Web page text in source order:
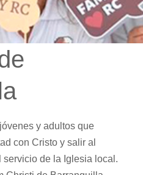
y adultos que
con Cristo y salir al
de la Iglesia local.